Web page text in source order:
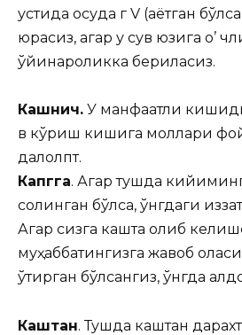
устида осуда г V (аётган
юрасиз, агар у сув юзига о’
ўйинқароқликка бериласиз.
Кашнич. У манфаатли
в кўриш кишига моллари
далолпт.
Капгга. Агар тушда
солинган бўлса, ўнгдаги
Агар сизга кашта олиб
муҳаббатингизга жавоб
ўтирган бўлсангиз, ўнгда
Каштан. Тушда каштан